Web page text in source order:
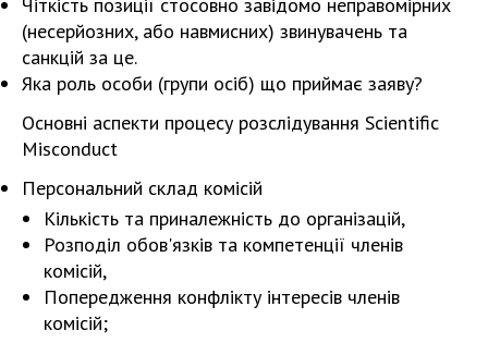
(несерйозних, або навмисних) звинувачень та
санкцій за це.
Яка роль особи (групи осіб) що приймає заяву?
Основні аспекти процесу розслідування Scientific
Misconduct
Персональний склад комісій
Кількість та приналежність до організацій,
Розподіл обов'язків та компетенції членів
комісій,
Попередження конфлікту інтересів членів
комісій;